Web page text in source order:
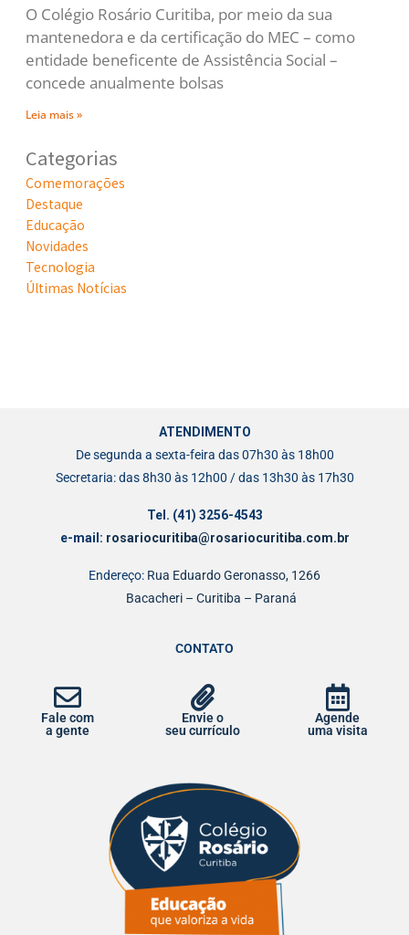
O Colégio Rosário Curitiba, por meio da sua
mantenedora e da certificação do MEC – como
entidade beneficente de Assistência Social –
concede anualmente bolsas
Leia mais »
Categorias
Comemorações
Destaque
Educação
Novidades
Tecnologia
Últimas Notícias
ATENDIMENTO
De segunda a sexta-feira das 07h30 às 18h00
Secretaria: das 8h30 às 12h00 / das 13h30 às 17h30
Tel. (41) 3256-4543
e-mail: rosariocuritiba@rosariocuritiba.com.br
Endereço: Rua Eduardo Geronasso, 1266
Bacacheri – Curitiba – Paraná
CONTATO
Fale com
a gente
Envie o
seu currículo
Agende
uma visita